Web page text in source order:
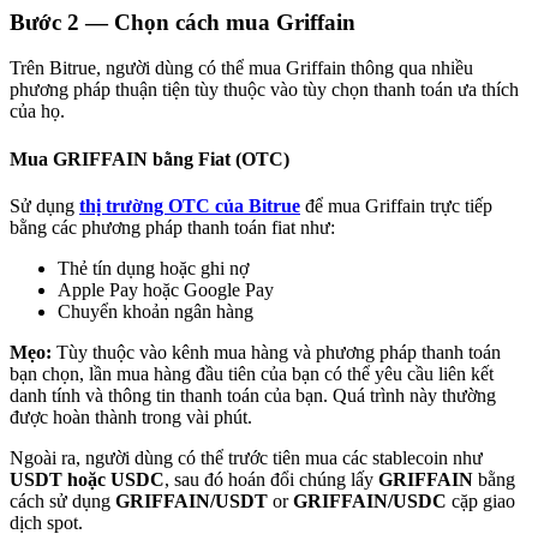
Bitrue
AI
Đối tác Bitrue
Đối tác Bitrue
Lên đến 65% hoa hồng!
Bước 2 — Chọn cách mua Griffain
Trên Bitrue, người dùng có thể mua Griffain thông qua nhiều
phương pháp thuận tiện tùy thuộc vào tùy chọn thanh toán ưa thích
của họ.
Mua GRIFFAIN bằng Fiat (OTC)
Sử dụng thị trường OTC của Bitrue để mua Griffain trực tiếp
bằng các phương pháp thanh toán fiat như:
Thẻ tín dụng hoặc ghi nợ
Apple Pay hoặc Google Pay
Chuyển khoản ngân hàng
Mẹo: Tùy thuộc vào kênh mua hàng và phương pháp thanh toán
bạn chọn, lần mua hàng đầu tiên của bạn có thể yêu cầu liên kết
danh tính và thông tin thanh toán của bạn. Quá trình này thường
được hoàn thành trong vài phút.
Ngoài ra, người dùng có thể trước tiên mua các stablecoin như
USDT hoặc USDC, sau đó hoán đổi chúng lấy GRIFFAIN bằng
cách sử dụng GRIFFAIN/USDT orGRIFFAIN/USDC cặp giao
dịch spot.